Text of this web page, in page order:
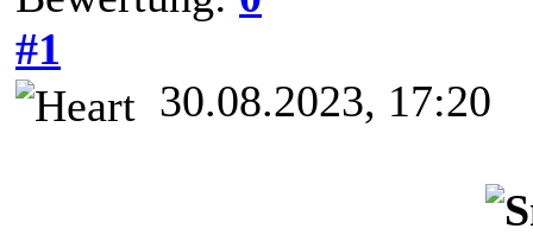
#1
30.08.2023, 17:20